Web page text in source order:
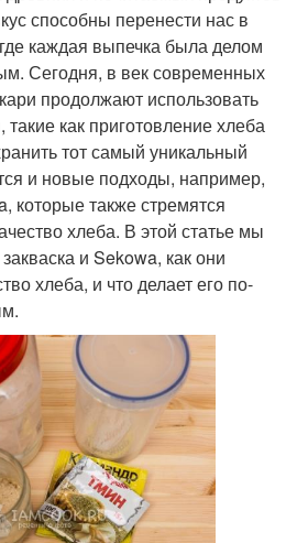
способны перенести нас в
каждая выпечка была делом
Сегодня, в век современных
продолжают использовать
как приготовление хлеба
тот самый уникальный
и новые подходы, например,
которые также стремятся
хлеба. В этой статье мы
и Sekowa, как они
хлеба, и что делает его по-